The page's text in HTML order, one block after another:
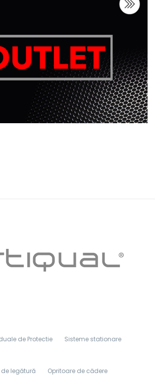
de Protectie
Sisteme stationare
legătură
Opritoare de cădere